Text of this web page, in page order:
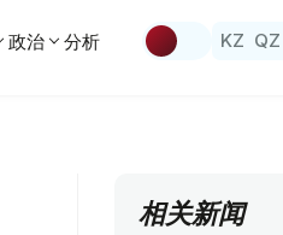
政治 分析 KZ QZ
相关新闻